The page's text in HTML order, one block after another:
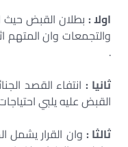
اولا : بطلان القبض حيث
والتجمعات وان
.
ثانيا :انتفاء القصد
القبض عليه يلبي
ثالثا : وان القرار يشمل